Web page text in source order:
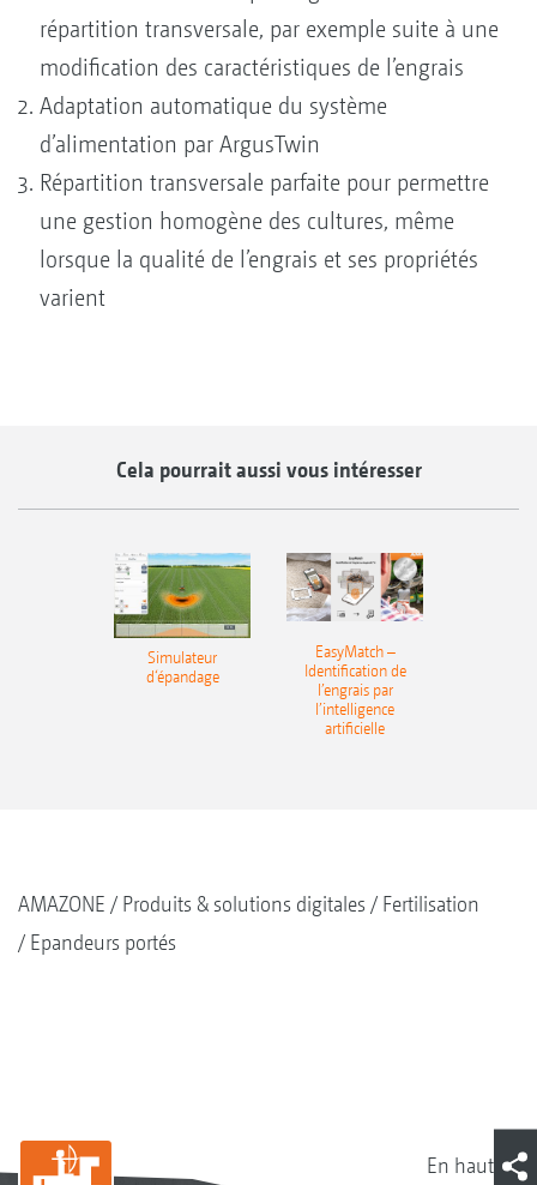
répartition transversale, par exemple suite à une
modification des caractéristiques de l’engrais
Adaptation automatique du système
d’alimentation par ArgusTwin
Répartition transversale parfaite pour permettre
une gestion homogène des cultures, même
lorsque la qualité de l’engrais et ses propriétés
varient
Cela pourrait aussi vous intéresser
Simulateur
d‘épandage
EasyMatch –
Identification de
l’engrais par
l’intelligence
artificielle
AMAZONE Produits & solutions digitales
Fertilisation
Epandeurs portés
En haut